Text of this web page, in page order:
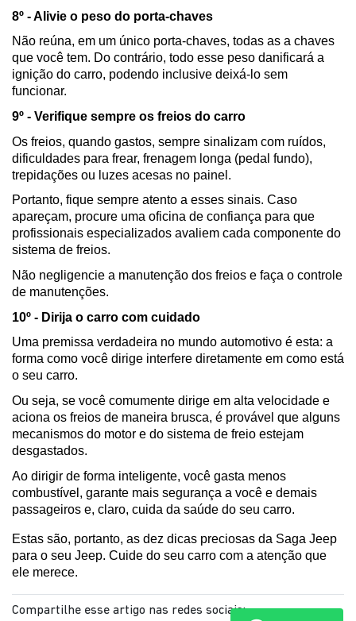
8º - Alivie o peso do porta-chaves
Não reúna, em um único porta-chaves, todas as a chaves
que você tem. Do contrário, todo esse peso danificará a
ignição do carro, podendo inclusive deixá-lo sem
funcionar.
9º - Verifique sempre os freios do carro
Os freios, quando gastos, sempre sinalizam com ruídos,
dificuldades para frear, frenagem longa (pedal fundo),
trepidações ou luzes acesas no painel.
Portanto, fique sempre atento a esses sinais. Caso
apareçam, procure uma oficina de confiança para que
profissionais especializados avaliem cada componente do
sistema de freios.
Não negligencie a manutenção dos freios e faça o controle
de manutenções.
10º - Dirija o carro com cuidado
Uma premissa verdadeira no mundo automotivo é esta: a
forma como você dirige interfere diretamente em como está
o seu carro.
Ou seja, se você comumente dirige em alta velocidade e
aciona os freios de maneira brusca, é provável que alguns
mecanismos do motor e do sistema de freio estejam
desgastados.
Ao dirigir de forma inteligente, você gasta menos
combustível, garante mais segurança a você e demais
passageiros e, claro, cuida da saúde do seu carro.
Estas são, portanto, as dez dicas preciosas da Saga Jeep
para o seu Jeep. Cuide do seu carro com a atenção que
ele merece.
Compartilhe esse artigo nas redes sociais: